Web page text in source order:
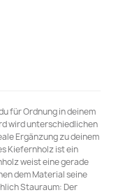
für Ordnung in deinem
wird unterschiedlichen
Ergänzung zu deinem
Kiefernholz ist ein
weist eine gerade
dem Material seine
Stauraum: Der